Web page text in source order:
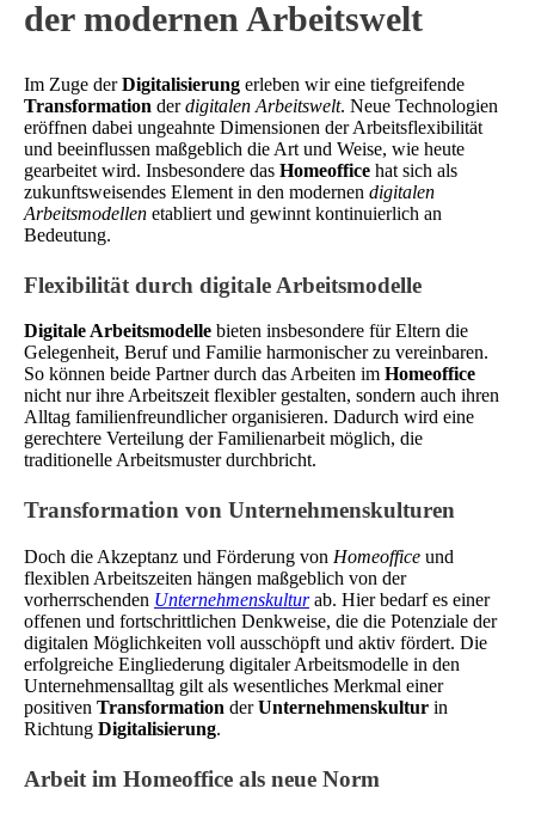
der modernen Arbeitswelt
Im Zuge derDigitalisierung erleben wir eine tiefgreifende
Transformation derdigitalen Arbeitswelt. Neue Technologien
eröffnen dabei ungeahnte Dimensionen der Arbeitsflexibilität
und beeinflussen maßgeblich die Art und Weise, wie heute
gearbeitet wird. Insbesondere das Homeoffice hat sich als
zukunftsweisendes Element in den modernen digitalen
Arbeitsmodellen etabliert und gewinnt kontinuierlich an
Bedeutung.
Flexibilität durch digitale Arbeitsmodelle
Digitale Arbeitsmodelle bieten insbesondere für Eltern die
Gelegenheit, Beruf und Familie harmonischer zu vereinbaren.
So können beide Partner durch das Arbeiten im Homeoffice
nicht nur ihre Arbeitszeit flexibler gestalten, sondern auch ihren
Alltag familienfreundlicher organisieren. Dadurch wird eine
gerechtere Verteilung der Familienarbeit möglich, die
traditionelle Arbeitsmuster durchbricht.
Transformation von Unternehmenskulturen
Doch die Akzeptanz und Förderung von Homeoffice und
flexiblen Arbeitszeiten hängen maßgeblich von der
vorherrschenden Unternehmenskulturab. Hier bedarf es einer
offenen und fortschrittlichen Denkweise, die die Potenziale der
digitalen Möglichkeiten voll ausschöpft und aktiv fördert. Die
erfolgreiche Eingliederung digitaler Arbeitsmodelle in den
Unternehmensalltag gilt als wesentliches Merkmal einer
positiven Transformation derUnternehmenskultur in
Richtung Digitalisierung.
Arbeit im Homeoffice als neue Norm